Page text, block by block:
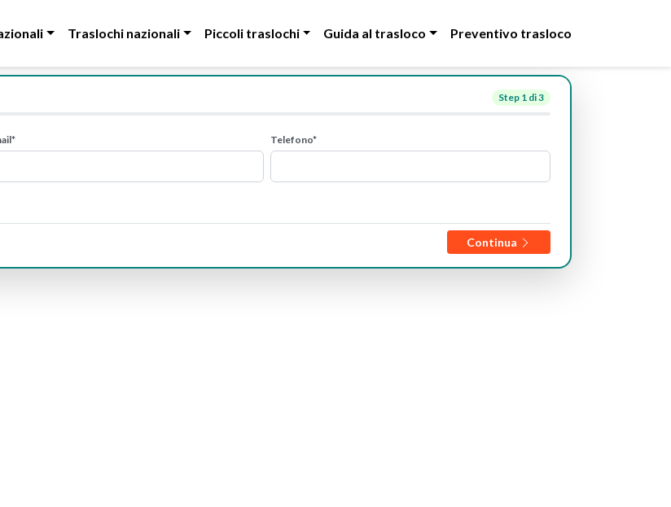
Traslochi nazionali Piccoli traslochi Guida al trasloco Preventivo trasloco
Step 1 di 3
Telefono*
Continua